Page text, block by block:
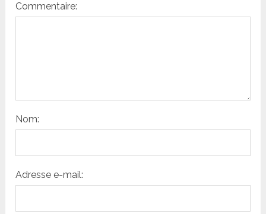
Commentaire:
Nom:
Adresse e-mail: